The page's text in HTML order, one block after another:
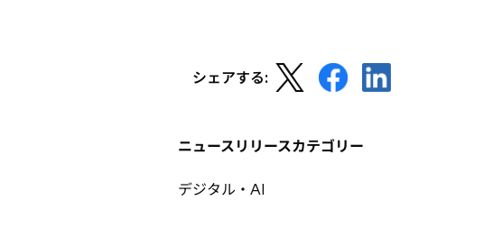
く
シェアする:
し
タ
新
し
ニュースリリースカテゴリー
デジタル・AI